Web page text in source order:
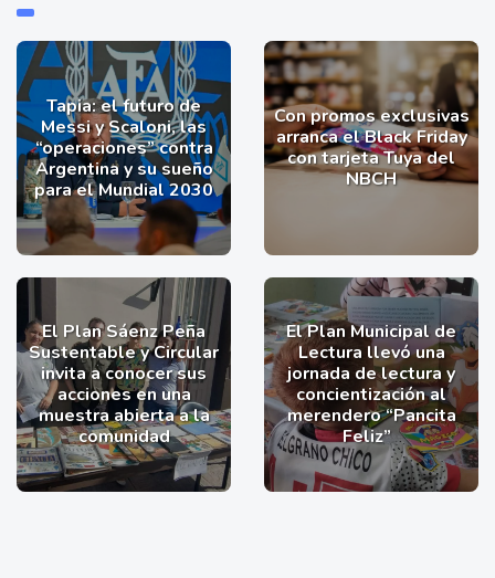
Tapia: el futuro de
Messi y Scaloni, las
“operaciones” contra
Argentina y su sueño
para el Mundial 2030
Con promos exclusivas
arranca el Black Friday
con tarjeta Tuya del
NBCH
El Plan Sáenz Peña
Sustentable y Circular
invita a conocer sus
acciones en una
muestra abierta a la
comunidad
El Plan Municipal de
Lectura llevó una
jornada de lectura y
concientización al
merendero “Pancita
Feliz”